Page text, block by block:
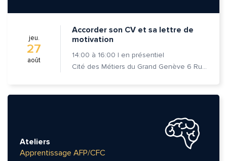
jeu.
27
août
Accorder son CV et sa lettre de
motivation
14:00 à 16:00 | en présentiel
Cité des Métiers du Grand Genève 6 Rue Prévost-Martin 1205 Genève
Ateliers
Apprentissage AFP/CFC